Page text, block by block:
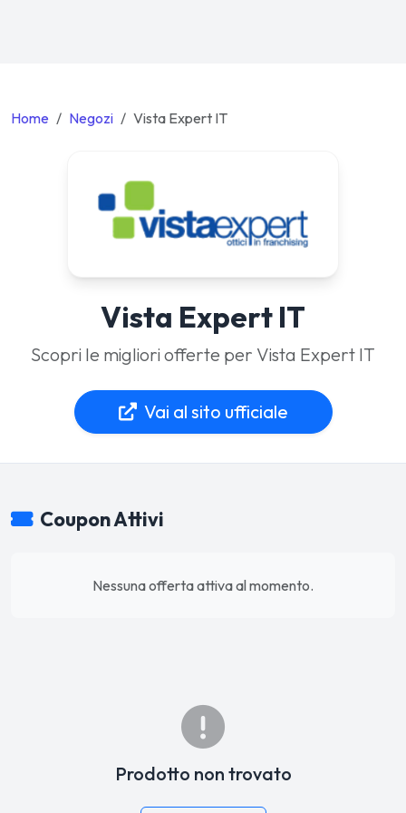
Home Negozi Vista Expert IT
Vista Expert IT
Scopri le migliori offerte per Vista Expert IT
Vai al sito ufficiale
Coupon Attivi
Nessuna offerta attiva al momento.
Prodotto non trovato